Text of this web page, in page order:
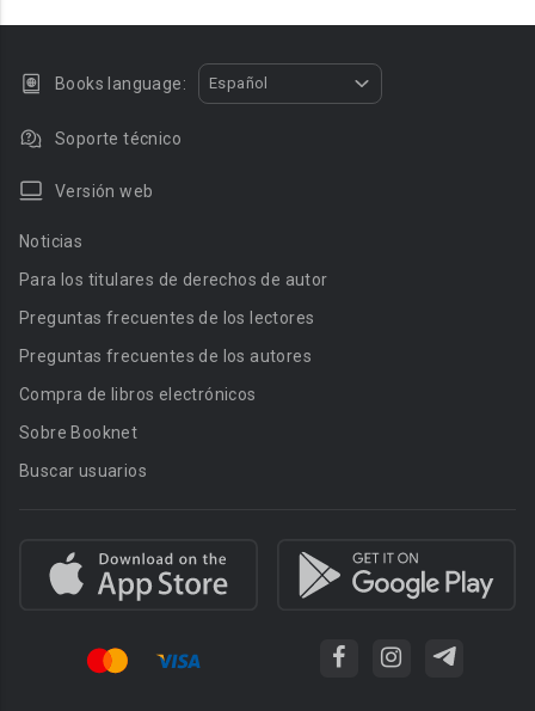
Books language: Español
Soporte técnico
Versión web
Noticias
Para los titulares de derechos de autor
Preguntas frecuentes de los lectores
Preguntas frecuentes de los autores
Compra de libros electrónicos
Sobre Booknet
Buscar usuarios